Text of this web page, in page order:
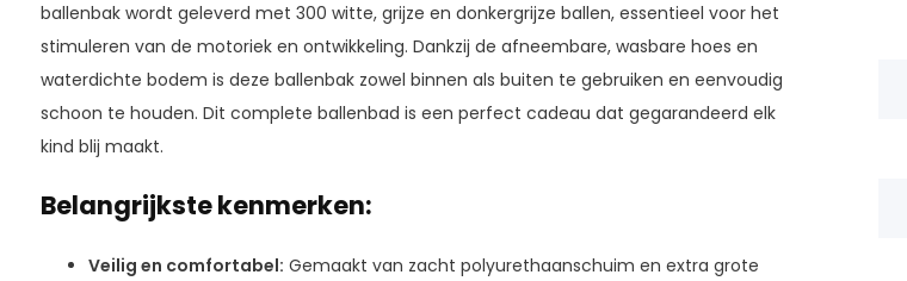
ballenbak wordt geleverd met 300 witte, grijze en donkergrijze ballen, essentieel voor het
stimuleren van de motoriek en ontwikkeling. Dankzij de afneembare, wasbare hoes en
waterdichte bodem is deze ballenbak zowel binnen als buiten te gebruiken en eenvoudig
schoon te houden. Dit complete ballenbad is een perfect cadeau dat gegarandeerd elk
kind blij maakt.
Belangrijkste kenmerken:
Veilig en comfortabel: Gemaakt van zacht polyurethaanschuim en extra grote